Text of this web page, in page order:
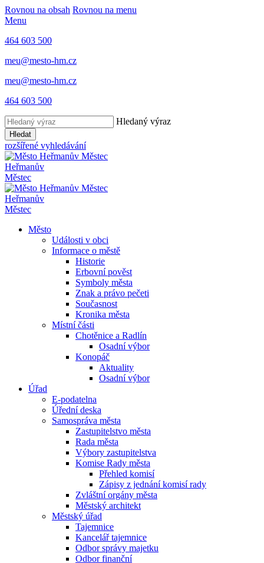
Rovnou na obsah Rovnou na menu
Menu
464 603 500
meu@mesto-hm.cz
meu@mesto-hm.cz
464 603 500
Hledaný výraz
Hledat
rozšířené vyhledávání
Heřmanův
Městec
Heřmanův
Městec
Město
Události v obci
Informace o městě
Historie
Erbovní pověst
Symboly města
Znak a právo pečeti
Současnost
Kronika města
Místní části
Chotěnice a Radlín
Osadní výbor
Konopáč
Aktuality
Osadní výbor
Úřad
E-podatelna
Úřední deska
Samospráva města
Zastupitelstvo města
Rada města
Výbory zastupitelstva
Komise Rady města
Přehled komisí
Zápisy z jednání komisí rady
Zvláštní orgány města
Městský architekt
Městský úřad
Tajemnice
Kancelář tajemnice
Odbor správy majetku
Odbor finanční